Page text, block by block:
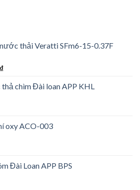
thải Veratti SFm6-15-0.37F
₫
chìm Đài loan APP KHL
oxy ACO-003
Đài Loan APP BPS